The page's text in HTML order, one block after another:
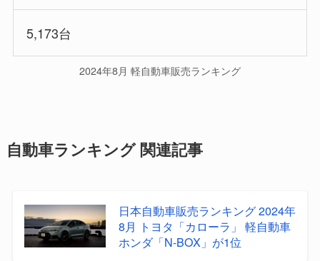
5,173台
2024年8月 軽自動車販売ランキング
自動車ランキング 関連記事
日本自動車販売ランキング 2024年
8月 トヨタ「カローラ」 軽自動車
ホンダ「N-BOX」が1位